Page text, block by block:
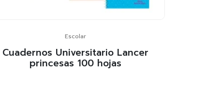
Escolar
Cuadernos Universitario Lancer
princesas 100 hojas